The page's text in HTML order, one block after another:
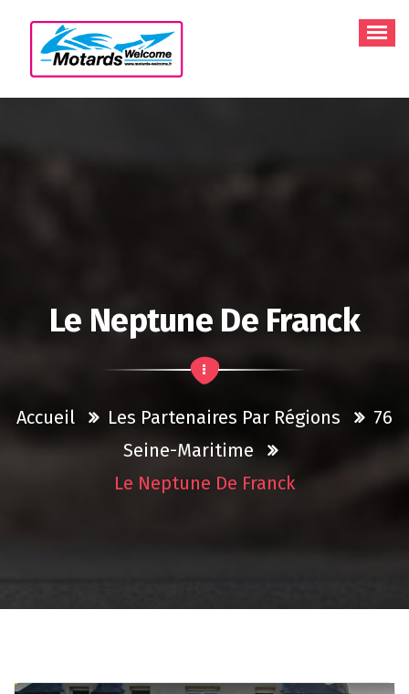
contenu
Le Neptune De Franck
Accueil Les Partenaires Par Régions
76
Seine-Maritime
Le Neptune De Franck